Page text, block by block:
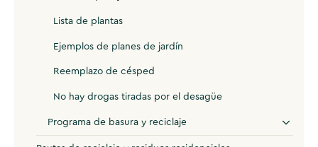
Lista de plantas
Ejemplos de planes de jardín
Reemplazo de césped
No hay drogas tiradas por el desagüe
Programa de basura y reciclaje